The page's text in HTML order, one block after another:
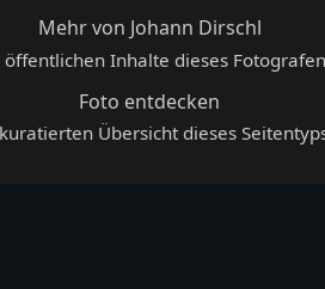
Mehr von Johann Dirschl
öffentlichen Inhalte dieses
Foto entdecken
Übersicht dieses